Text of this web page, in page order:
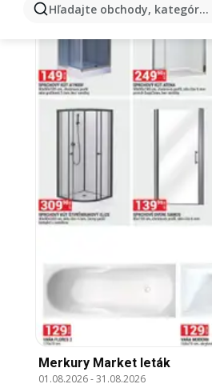
Hľadajte obchody,
Merkury Market leták
01.08.2026-31.08.2026